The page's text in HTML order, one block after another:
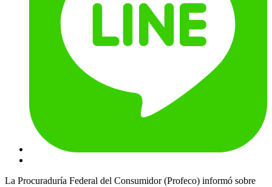
La Procuraduría Federal del Consumidor (Profeco) informó sobre